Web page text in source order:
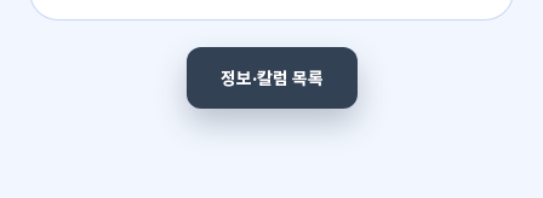
정보·칼럼 목록